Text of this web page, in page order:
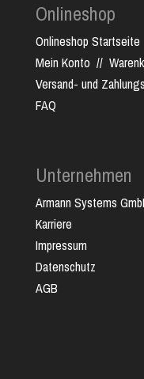
Onlineshop
Onlineshop Startseite
Mein Konto //
Versand- und
FAQ
Unternehmen
Armann Systems
Karriere
Impressum
Datenschutz
AGB